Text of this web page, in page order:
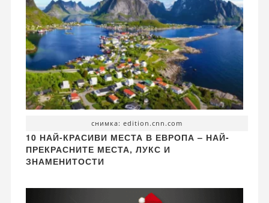
снимка: edition.cnn.com
10 НАЙ-КРАСИВИ МЕСТА В ЕВРОПА – НАЙ-
ПРЕКРАСНИТЕ МЕСТА, ЛУКС И
ЗНАМЕНИТОСТИ